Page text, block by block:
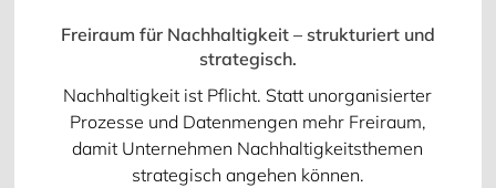
Freiraum für Nachhaltigkeit – strukturiert und
strategisch.
Nachhaltigkeit ist Pflicht. Statt unorganisierter
Prozesse und Datenmengen mehr Freiraum,
damit Unternehmen Nachhaltigkeitsthemen
strategisch angehen können.